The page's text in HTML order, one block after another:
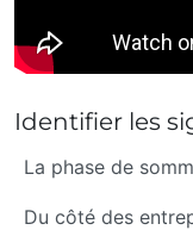
Identifier les
La phase de
Du côté des